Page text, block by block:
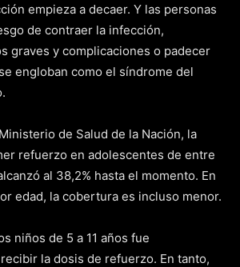
empieza a decaer. Y las personas
de contraer la infección,
graves y complicaciones o padecer
engloban como el síndrome del
de Salud de la Nación, la
refuerzo en adolescentes de entre
al 38,2% hasta el momento. En
edad, la cobertura es incluso menor.
niños de 5 a 11 años fue
la dosis de refuerzo. En tanto,